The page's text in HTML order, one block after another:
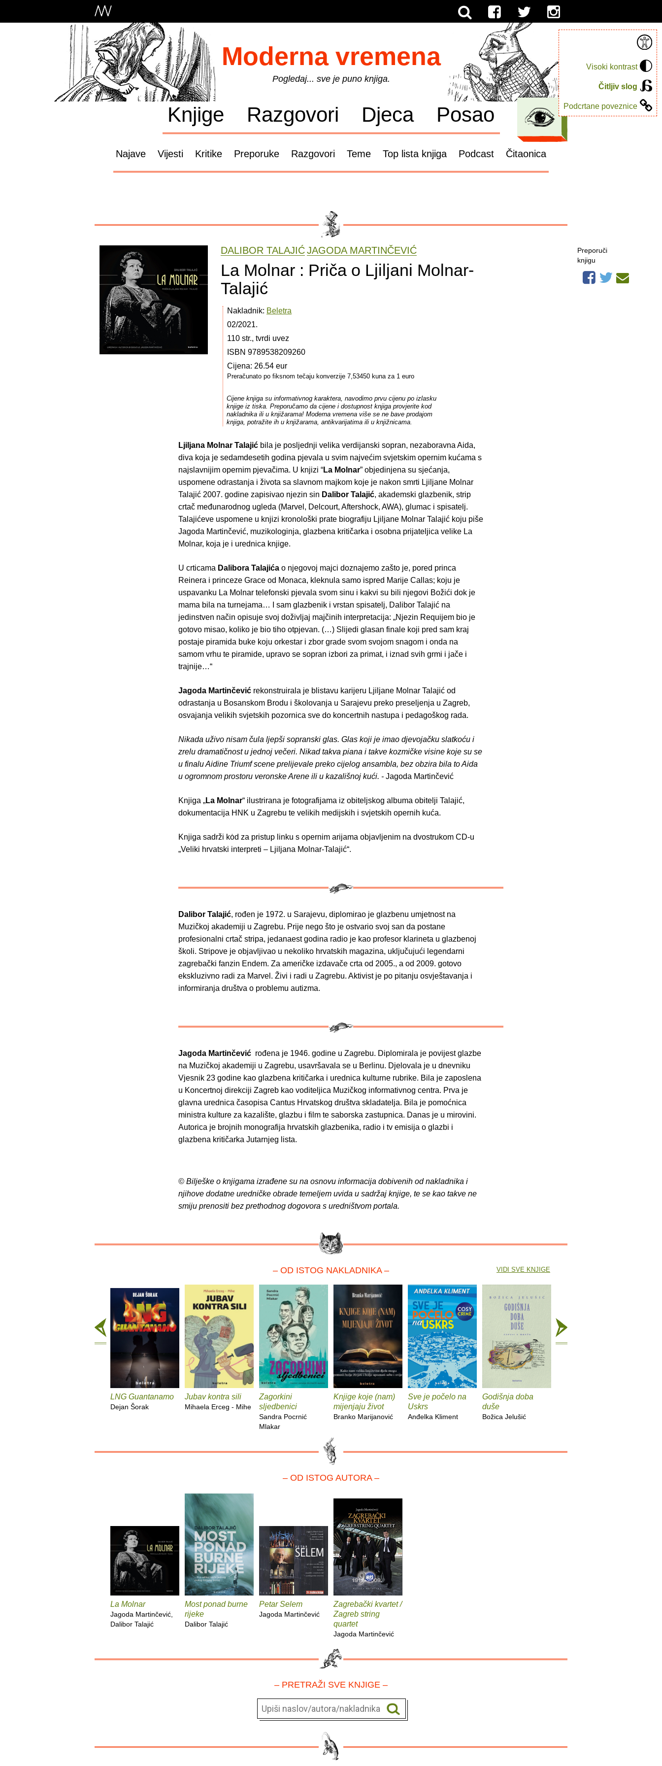
Visoki kontrast
Čitljiv slog
Podcrtane poveznice
Moderna vremena
Pogledaj... sve je puno knjiga.
Knjige Razgovori Djeca Posao
Najave Vijesti Kritike Preporuke Razgovori Teme Top lista knjiga Podcast Čitaonica
DALIBOR TALAJIĆJAGODA MARTINČEVIĆ
La Molnar : Priča o Ljiljani Molnar-
Talajić
Nakladnik: Beletra
02/2021.
110 str., tvrdi uvez
ISBN 9789538209260
Cijena: 26.54 eur
Preračunato po fiksnom tečaju konverzije 7,53450 kuna za 1 euro
Cijene knjiga su informativnog karaktera, navodimo prvu cijenu po izlasku
knjige iz tiska. Preporučamo da cijene i dostupnost knjiga provjerite kod
nakladnika ili u knjižarama! Moderna vremena više se ne bave prodajom
knjiga, potražite ih u knjižarama, antikvarijatima ili u knjižnicama.
Ljiljana Molnar Talajić bila je posljednji velika verdijanski sopran, nezaboravna Aida,
diva koja je sedamdesetih godina pjevala u svim najvećim svjetskim opernim kućama s
najslavnijim opernim pjevačima. U knjizi “La Molnar” objedinjena su sjećanja,
uspomene odrastanja i života sa slavnom majkom koje je nakon smrti Ljiljane Molnar
Talajić 2007. godine zapisivao njezin sin Dalibor Talajić, akademski glazbenik, strip
crtač međunarodnog ugleda (Marvel, Delcourt, Aftershock, AWA), glumac i spisatelj.
Talajićeve uspomene u knjizi kronološki prate biografiju Ljiljane Molnar Talajić koju piše
Jagoda Martinčević, muzikologinja, glazbena kritičarka i osobna prijateljica velike La
Molnar, koja je i urednica knjige.
U crticama Dalibora Talajića o njegovoj majci doznajemo zašto je, pored princa
Reinera i princeze Grace od Monaca, kleknula samo ispred Marije Callas; koju je
uspavanku La Molnar telefonski pjevala svom sinu i kakvi su bili njegovi Božići dok je
mama bila na turnejama… I sam glazbenik i vrstan spisatelj, Dalibor Talajić na
jedinstven način opisuje svoj doživljaj majčinih interpretacija: „Njezin Requijem bio je
gotovo misao, koliko je bio tiho otpjevan. (…) Slijedi glasan finale koji pred sam kraj
postaje piramida buke koju orkestar i zbor grade svom svojom snagom i onda na
samom vrhu te piramide, upravo se sopran izbori za primat, i iznad svih grmi i jače i
trajnije…“
Jagoda Martinčević rekonstruirala je blistavu karijeru Ljiljane Molnar Talajić od
odrastanja u Bosanskom Brodu i školovanja u Sarajevu preko preseljenja u Zagreb,
osvajanja velikih svjetskih pozornica sve do koncertnih nastupa i pedagoškog rada.
Nikada uživo nisam čula ljepši sopranski glas. Glas koji je imao djevojačku slatkoću i
zrelu dramatičnost u jednoj večeri. Nikad takva piana i takve kozmičke visine koje su se
u finalu Aidine Triumf scene prelijevale preko cijelog ansambla, bez obzira bila to Aida
u ogromnom prostoru veronske Arene ili u kazališnoj kući. - Jagoda Martinčević
Knjiga „La Molnar“ ilustrirana je fotografijama iz obiteljskog albuma obitelji Talajić,
dokumentacija HNK u Zagrebu te velikih medijskih i svjetskih opernih kuća.
Knjiga sadrži kȯd za pristup linku s opernim arijama objavljenim na dvostrukom CD-u
„Veliki hrvatski interpreti – Ljiljana Molnar-Talajić“.
Dalibor Talajić, rođen je 1972. u Sarajevu, diplomirao je glazbenu umjetnost na
Muzičkoj akademiji u Zagrebu. Prije nego što je ostvario svoj san da postane
profesionalni crtač stripa, jedanaest godina radio je kao profesor klarineta u glazbenoj
školi. Stripove je objavljivao u nekoliko hrvatskih magazina, uključujući legendarni
zagrebački fanzin Endem. Za američke izdavače crta od 2005., a od 2009. gotovo
ekskluzivno radi za Marvel. Živi i radi u Zagrebu. Aktivist je po pitanju osvještavanja i
informiranja društva o problemu autizma.
Jagoda Martinčević rođena je 1946. godine u Zagrebu. Diplomirala je povijest glazbe
na Muzičkoj akademiji u Zagrebu, usavršavala se u Berlinu. Djelovala je u dnevniku
Vjesnik 23 godine kao glazbena kritičarka i urednica kulturne rubrike. Bila je zaposlena
u Koncertnoj direkciji Zagreb kao voditeljica Muzičkog informativnog centra. Prva je
glavna urednica časopisa Cantus Hrvatskog društva skladatelja. Bila je pomoćnica
ministra kulture za kazalište, glazbu i film te saborska zastupnica. Danas je u mirovini.
Autorica je brojnih monografija hrvatskih glazbenika, radio i tv emisija o glazbi i
glazbena kritičarka Jutarnjeg lista.
© Bilješke o knjigama izrađene su na osnovu informacija dobivenih od nakladnika i
njihove dodatne uredničke obrade temeljem uvida u sadržaj knjige, te se kao takve ne
smiju prenositi bez prethodnog dogovora s uredništvom portala.
Preporuči
knjigu
– OD ISTOG NAKLADNIKA –
LNG Guantanamo
Dejan Šorak
Jubav kontra sili
Mihaela Erceg - Mihe
Zagorkini
sljedbenici
Sandra Pocrnić
Mlakar
Knjige koje (nam)
mijenjaju život
Branko Marijanović
Sve je počelo na
Uskrs
Anđelka Kliment
Godišnja doba
duše
Božica Jelušić
VIDI SVE KNJIGE
– OD ISTOG AUTORA –
La Molnar
Jagoda Martinčević,
Dalibor Talajić
Most ponad burne
rijeke
Dalibor Talajić
Petar Selem
Jagoda Martinčević
Zagrebački kvartet /
Zagreb string
quartet
Jagoda Martinčević
– PRETRAŽI SVE KNJIGE –